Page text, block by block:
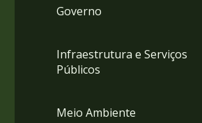
Governo
Infraestrutura e Serviços
Públicos
Meio Ambiente